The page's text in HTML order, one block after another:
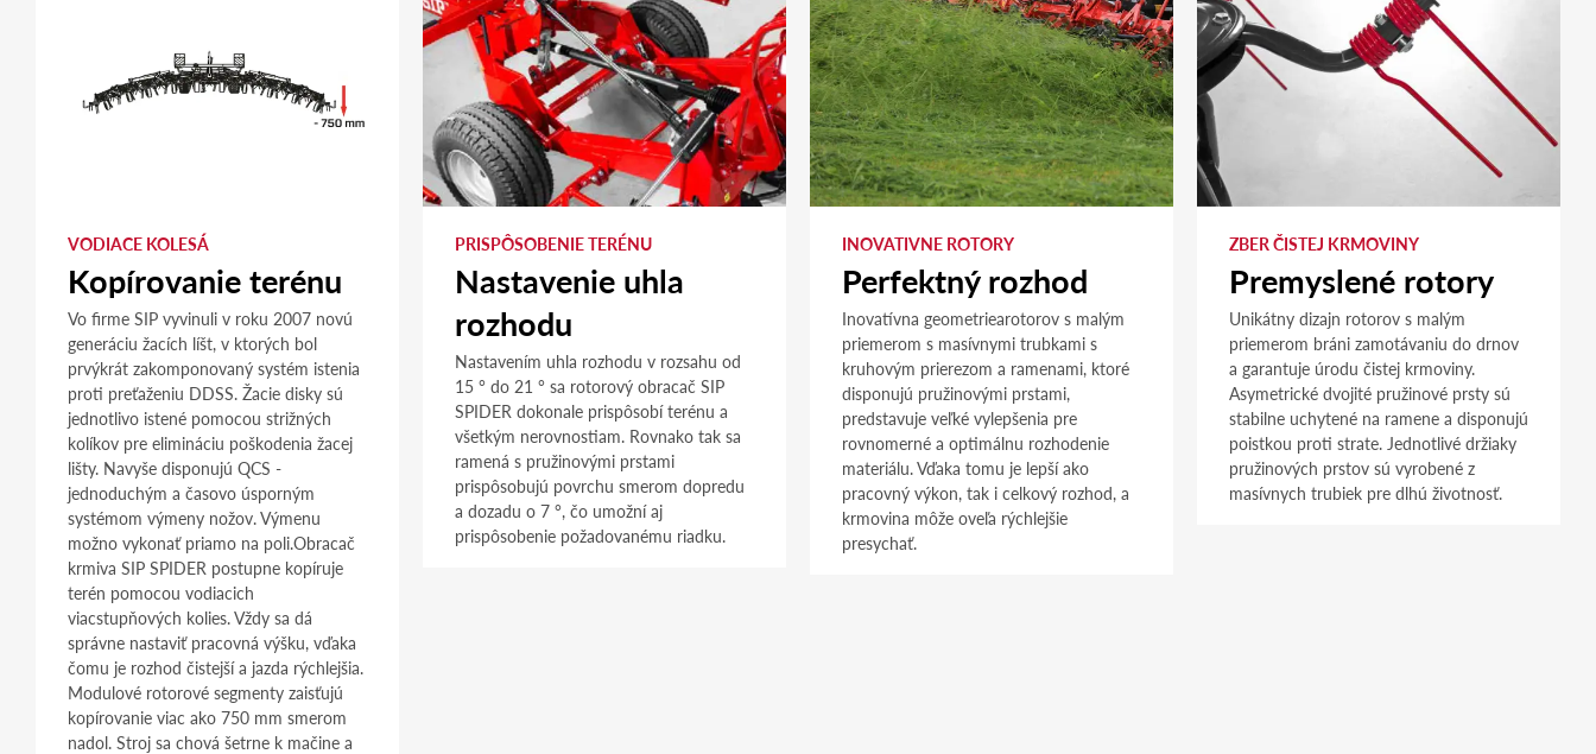
VODIACE KOLESÁ
Kopírovanie terénu
Vo firme SIP vyvinuli v roku 2007 novú
generáciu žacích líšt, v ktorých bol
prvýkrát zakomponovaný systém istenia
proti preťaženiu DDSS. Žacie disky sú
jednotlivo istené pomocou strižných
kolíkov pre elimináciu poškodenia žacej
lišty. Navyše disponujú QCS -
jednoduchým a časovo úsporným
systémom výmeny nožov. Výmenu
možno vykonať priamo na poli.Obracač
krmiva SIP SPIDER postupne kopíruje
terén pomocou vodiacich
viacstupňových kolies. Vždy sa dá
správne nastaviť pracovná výšku, vďaka
čomu je rozhod čistejší a jazda rýchlejšia.
Modulové rotorové segmenty zaisťujú
kopírovanie viac ako 750 mm smerom
nadol. Stroj sa chová šetrne k mačine a
PRISPÔSOBENIE TERÉNU
Nastavenie uhla
rozhodu
Nastavením uhla rozhodu v rozsahu od
15 ° do 21 ° sa rotorový obracač SIP
SPIDER dokonale prispôsobí terénu a
všetkým nerovnostiam. Rovnako tak sa
ramená s pružinovými prstami
prispôsobujú povrchu smerom dopredu
a dozadu o 7 °, čo umožní aj
prispôsobenie požadovanému riadku.
INOVATIVNE ROTORY
Perfektný rozhod
Inovatívna geometriearotorov s malým
priemerom s masívnymi trubkami s
kruhovým prierezom a ramenami, ktoré
disponujú pružinovými prstami,
predstavuje veľké vylepšenia pre
rovnomerné a optimálnu rozhodenie
materiálu. Vďaka tomu je lepší ako
pracovný výkon, tak i celkový rozhod, a
krmovina môže oveľa rýchlejšie
presychať.
ZBER ČISTEJ KRMOVINY
Premyslené rotory
Unikátny dizajn rotorov s malým
priemerom bráni zamotávaniu do drnov
a garantuje úrodu čistej krmoviny.
Asymetrické dvojité pružinové prsty sú
stabilne uchytené na ramene a disponujú
poistkou proti strate. Jednotlivé držiaky
pružinových prstov sú vyrobené z
masívnych trubiek pre dlhú životnosť.